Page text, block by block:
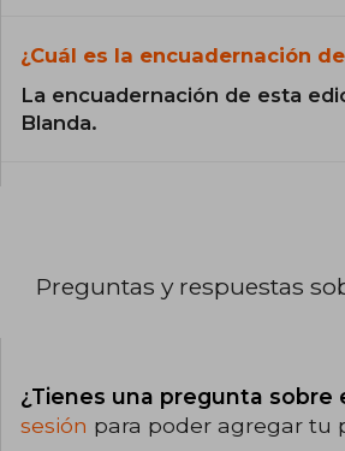
¿Cuál es la encuadernación
La encuadernación de esta
Blanda.
Preguntas y respuestas
¿Tienes una pregunta sobre
sesión para poder agregar tu